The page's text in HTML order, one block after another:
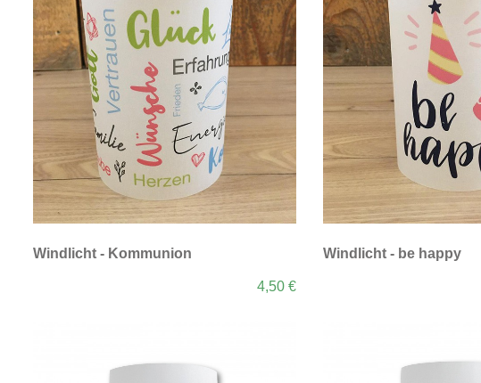
Windlicht - Kommunion
4,50 €
Windlicht - be happy